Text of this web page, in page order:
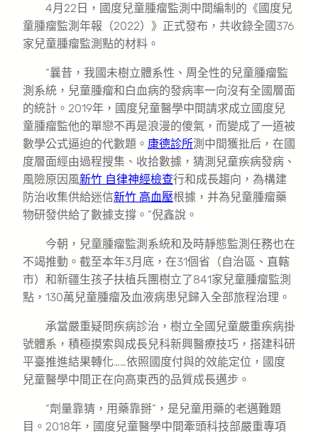
4月22日，國度兒童腫瘤監測中間編制的《國度兒
童腫瘤監測年報（2022）》正式發布，共收錄全國376
家兒童腫瘤監測點的材料。
“曩昔，我國未樹立體系性、周全性的兒童腫瘤監
測系統，兒童腫瘤和白血病的發病率一向沒有全國層面
的統計。2019年，國度兒童醫學中間請求成立國度兒
童腫瘤監他的單戀不再是浪漫的傻氣，而變成了一道被
數學公式逼迫的代數題。 康德診所測中間獲批后，在國
度層面經由過程搜集、收拾數據，猜測兒童疾病發病、
風險原因風新竹 自律神經檢查行和成長趨向，為構建
防治收集供給迷信新竹 高血壓根據，并為兒童腫瘤藥
物研發供給了數據支撐。”倪鑫說。
今朝，兒童腫瘤監測系統和及時靜態監測任務也在
不竭推動。截至本年3月底，在31個省（自治區、直轄
市）和新疆生孩子扶植兵團樹立了841家兒童腫瘤監測
點，130萬兒童腫瘤及血液病患兒歸入全部旅程治理。
承當嚴重疑問疾病診治，樹立全國兒童嚴重疾病掛
號體系，積極摸索與成長兒科新興醫療技巧，搭建科研
平臺推進結果轉化……依照國度付與的效能定位，國度
兒童醫學中間正在向高東西的品質成長邁步。
“劑量靠猜，用藥靠掰”，是兒童用藥的老邁難題
目。2018年，國度兒童醫學中間牽頭科技部嚴重專項